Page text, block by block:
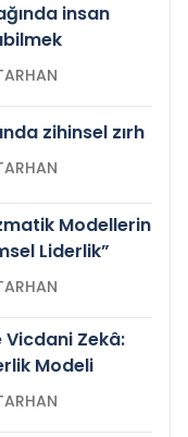
insan
Nevzat TARHAN
zihinsel zırh
Nevzat TARHAN
Modellerin
Liderlik”
Nevzat TARHAN
Zekâ:
Modeli
Nevzat TARHAN